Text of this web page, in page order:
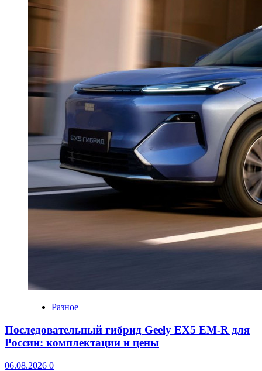
Разное
Последовательный гибрид Geely EX5 EM-R для
России: комплектации и цены
06.08.2026 0